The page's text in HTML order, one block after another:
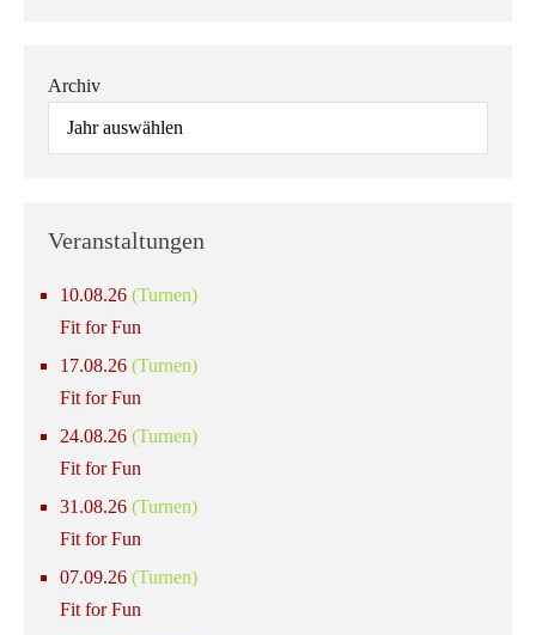
Archiv
Veranstaltungen
10.08.26 (Turnen)
Fit for Fun
17.08.26 (Turnen)
Fit for Fun
24.08.26 (Turnen)
Fit for Fun
31.08.26 (Turnen)
Fit for Fun
07.09.26 (Turnen)
Fit for Fun